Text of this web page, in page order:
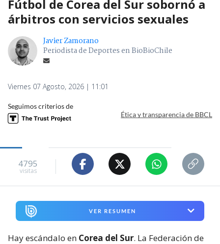
Fútbol de Corea del Sur sobornó a
árbitros con servicios sexuales
Javier Zamorano
Periodista de Deportes en BioBioChile
Viernes 07 Agosto, 2026 | 11:01
Seguimos criterios de
Ética y transparencia de BBCL
4795
visitas
VER RESUMEN
Hay escándalo en Corea del Sur. La Federación de